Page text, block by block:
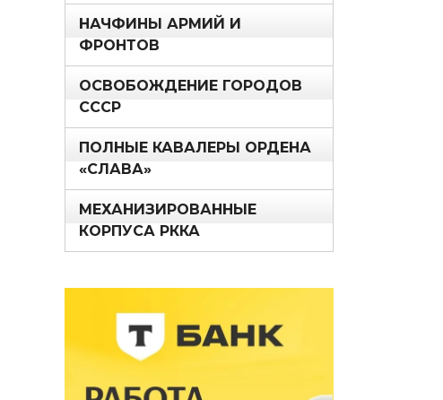
НАЧФИНЫ АРМИЙ И
ФРОНТОВ
ОСВОБОЖДЕНИЕ ГОРОДОВ
СССР
ПОЛНЫЕ КАВАЛЕРЫ ОРДЕНА
«СЛАВА»
МЕХАНИЗИРОВАННЫЕ
КОРПУСА РККА